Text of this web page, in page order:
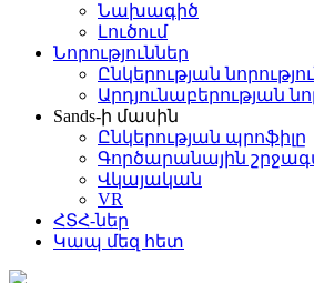
Նախագիծ
Լուծում
Նորություններ
Ընկերության
Արդյունաբերության
Sands-ի մասին
Ընկերության պրոֆիլը
Գործարանային
Վկայական
VR
ՀՏՀ-ներ
Կապ մեզ հետ